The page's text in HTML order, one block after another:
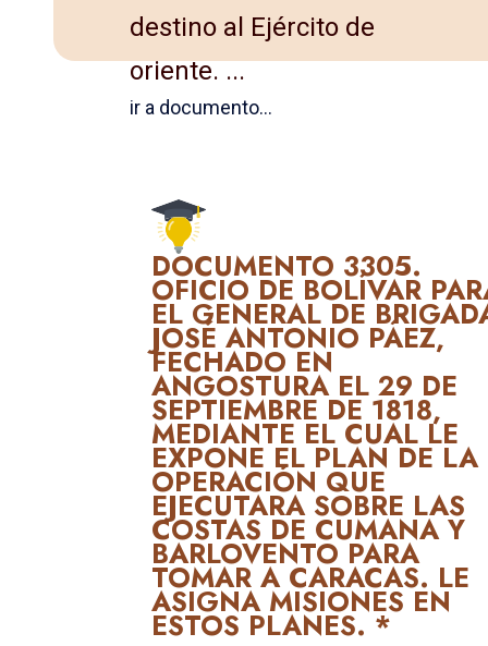
destino al Ejército de
oriente. ...
ir a documento...
DOCUMENTO 3305.
OFICIO DE BOLÍVAR
EL GENERAL DE
JOSÉ ANTONIO PÁEZ,
FECHADO EN
ANGOSTURA EL 29 DE
SEPTIEMBRE DE 1818,
MEDIANTE EL CUAL LE
EXPONE EL PLAN DE LA
OPERACIÓN QUE
EJECUTARA SOBRE LAS
COSTAS DE CUMANA Y
BARLOVENTO PARA
TOMAR A CARACAS. LE
ASIGNA MISIONES EN
ESTOS PLANES. *